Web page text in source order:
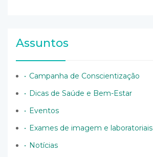
Assuntos
Campanha de Conscientização
Dicas de Saúde e Bem-Estar
Eventos
Exames de imagem e laboratoriais
Notícias